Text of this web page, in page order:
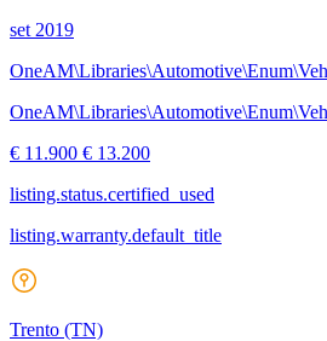
set 2019
€ 11.900 € 13.200
listing.status.certified_used
listing.warranty.default_title
Trento (TN)